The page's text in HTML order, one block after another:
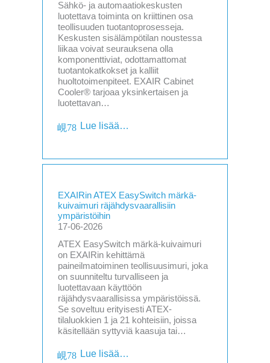
Sähkö- ja automaatiokeskusten
luotettava toiminta on kriittinen osa
teollisuuden tuotantoprosesseja.
Keskusten sisälämpötilan noustessa
liikaa voivat seurauksena olla
komponenttiviat, odottamattomat
tuotantokatkokset ja kalliit
huoltotoimenpiteet. EXAIR Cabinet
Cooler® tarjoaa yksinkertaisen ja
luotettavan…
Lue lisää…
EXAIRin ATEX EasySwitch märkä-
kuivaimuri räjähdysvaarallisiin
ympäristöihin
17-06-2026
ATEX EasySwitch märkä-kuivaimuri
on EXAIRin kehittämä
paineilmatoiminen teollisuusimuri, joka
on suunniteltu turvalliseen ja
luotettavaan käyttöön
räjähdysvaarallisissa ympäristöissä.
Se soveltuu erityisesti ATEX-
tilaluokkien 1 ja 21 kohteisiin, joissa
käsitellään syttyviä kaasuja tai…
Lue lisää…